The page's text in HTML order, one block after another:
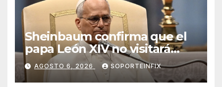
Sheinbaum confirma que el
papa León XIV no visitará
México en su gira por
América Latina
AGOSTO 6, 2026 SOPORTEINFIX